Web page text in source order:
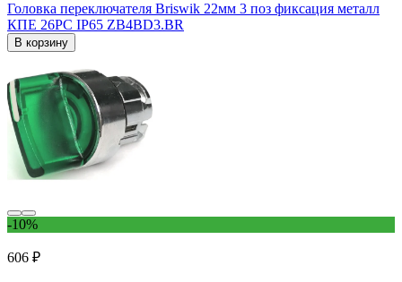
Головка переключателя Briswik 22мм 3 поз фиксация металл
КПЕ 26РС IP65 ZB4BD3.BR
В корзину
-10%
606 ₽